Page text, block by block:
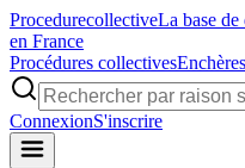
ProcedurecollectiveLa base de
en France
Procédures collectivesEnchères
ConnexionS'inscrire